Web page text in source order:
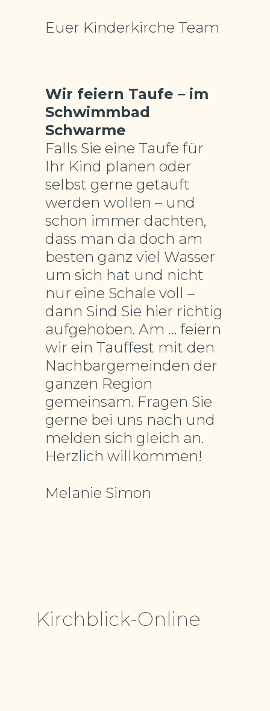
Euer Kinderkirche Team
Wir feiern Taufe – im
Schwimmbad
Schwarme
Falls Sie eine Taufe für
Ihr Kind planen oder
selbst gerne getauft
werden wollen – und
schon immer dachten,
dass man da doch am
besten ganz viel Wasser
um sich hat und nicht
nur eine Schale voll –
dann Sind Sie hier richtig
aufgehoben. Am … feiern
wir ein Tauffest mit den
Nachbargemeinden der
ganzen Region
gemeinsam. Fragen Sie
gerne bei uns nach und
melden sich gleich an.
Herzlich willkommen!
Melanie Simon
Kirchblick-Online